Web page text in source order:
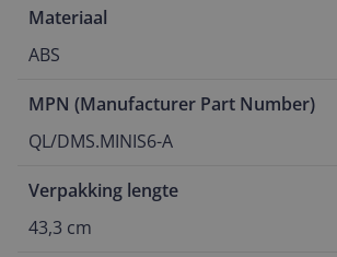
Materiaal
ABS
MPN (Manufacturer Part Number)
QL/DMS.MINIS6-A
Verpakking lengte
43,3 cm